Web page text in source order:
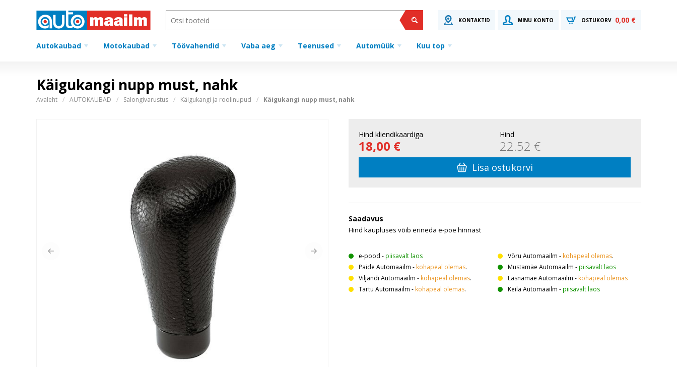
KONTAKTID MINU KONTO OSTUKORV 0,00 €
Autokaubad Motokaubad Töövahendid Vaba aeg Teenused Automüük Kuu top
Käigukangi nupp must, nahk
Avaleht AUTOKAUBAD Salongivarustus Käigukangi ja roolinupud Käigukangi nupp must, nahk
Hind kliendikaardiga
18,00 €
Hind
22.52 €
Lisa ostukorvi
Saadavus
Hind kaupluses võib erineda e-poe hinnast
e-pood -piisavalt laos
Paide Automaailm - kohapeal olemas.
Viljandi Automaailm - kohapeal olemas.
Tartu Automaailm - kohapeal olemas.
Võru Automaailm - kohapeal olemas.
Mustamäe Automaailm -piisavalt laos
Lasnamäe Automaailm - kohapeal olemas
Keila Automaailm -piisavalt laos